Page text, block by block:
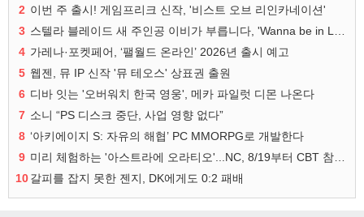
2 이번 주 출시! 게임프리크 신작, '비스트 오브 리인카네이션'
3
4 가레나·포켓페어, ‘팰월드 온라인’ 2026년 출시 예고
5 웹젠, 뮤 IP 신작 '뮤 테오스' 상표권 출원
6 디바 잇는 '오버워치 한국 영웅', 메카 파일럿 디몬 나온다
7 소니 “PS 디스크 중단, 사업 영향 없다”
8 ‘아키에이지 S: 자유의 해협’ PC MMORPG로 개발한다
9
10갈피를 잡지 못한 젠지, DK에게도 0:2 패배